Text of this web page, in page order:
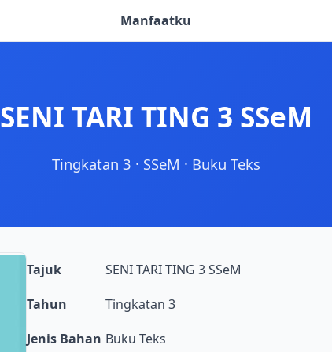
Manfaatku
SENI TARI TING 3 SSeM
Tingkatan 3 · SSeM · Buku Teks
Tajuk
SENI TARI TING 3 SSeM
Tahun
Tingkatan 3
Jenis Bahan Buku Teks